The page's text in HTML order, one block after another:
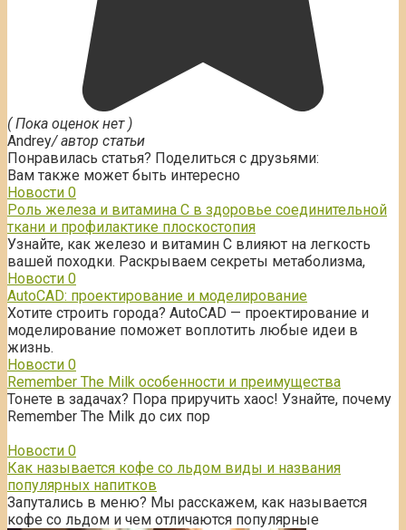
( Пока оценок нет )
Andrey/ автор статьи
Понравилась статья? Поделиться с друзьями:
Вам также может быть интересно
Новости 0
Роль железа и витамина С в здоровье соединительной
ткани и профилактике плоскостопия
Узнайте, как железо и витамин С влияют на легкость
вашей походки. Раскрываем секреты метаболизма,
Новости 0
AutoCAD: проектирование и моделирование
Хотите строить города? AutoCAD — проектирование и
моделирование поможет воплотить любые идеи в
жизнь.
Новости 0
Remember The Milk особенности и преимущества
Тонете в задачах? Пора приручить хаос! Узнайте, почему
Remember The Milk до сих пор
Новости 0
Как называется кофе со льдом виды и названия
популярных напитков
Запутались в меню? Мы расскажем, как называется
кофе со льдом и чем отличаются популярные